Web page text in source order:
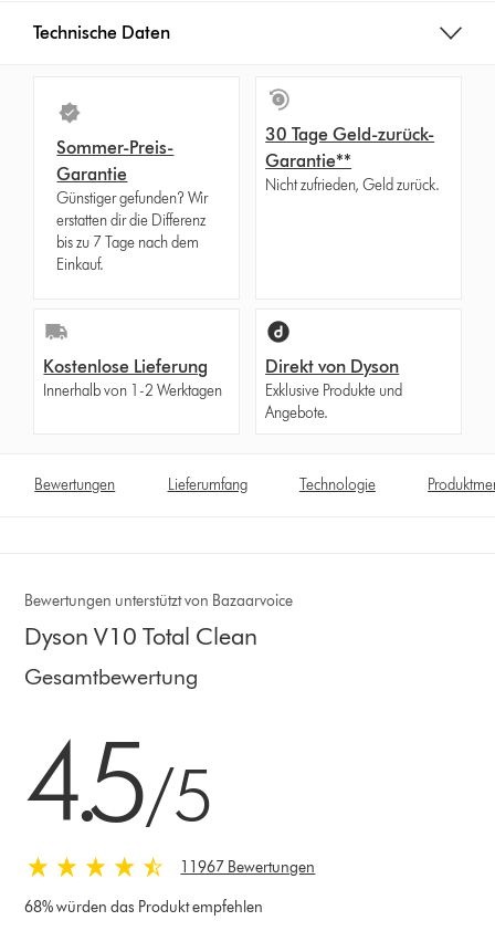
Technische Daten
Sommer-Preis-
Garantie
Günstiger gefunden? Wir
erstatten dir die Differenz
bis zu 7 Tage nach dem
Einkauf.
30 Tage Geld-zurück-
Garantie**
Nicht zufrieden, Geld zurück.
Kostenlose Lieferung
Innerhalb von 1-2 Werktagen
Direkt von Dyson
Exklusive Produkte und
Angebote.
Bewertungen Lieferumfang Technologie
Bewertungen unterstützt von Bazaarvoice
Dyson V10 Total Clean
Gesamtbewertung
4.5/5
11967 Bewertungen
68% würden das Produkt empfehlen